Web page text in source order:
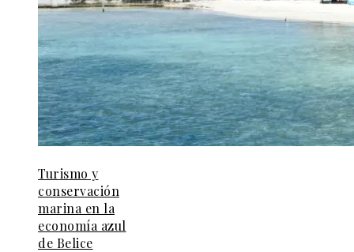
Turismo y
conservación
marina en la
economía azul
de Belice